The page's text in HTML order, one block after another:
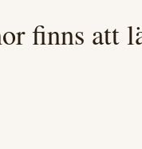
finns att